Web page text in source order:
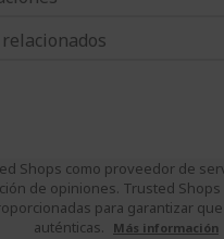
Shops como proveedor de
de opiniones. Trusted
para garantizar
auténticas.
Más información